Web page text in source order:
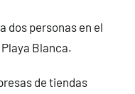
dos personas en el
Blanca.
de tiendas